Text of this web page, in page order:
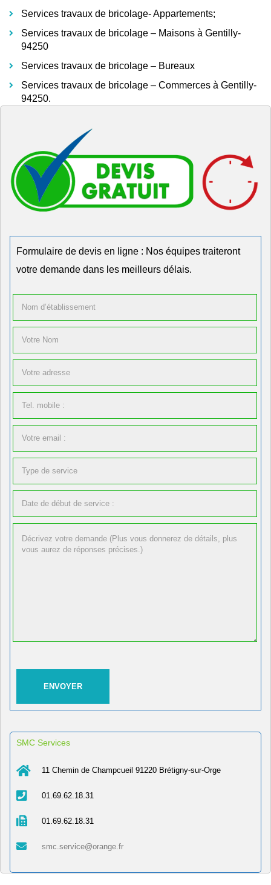
Services travaux de bricolage- Appartements;
Services travaux de bricolage – Maisons à Gentilly-
94250
Services travaux de bricolage – Bureaux
Services travaux de bricolage – Commerces à Gentilly-
94250.
Formulaire de devis en ligne : Nos équipes traiteront
votre demande dans les meilleurs délais.
SMC Services
11 Chemin de Champcueil 91220 Brétigny-sur-Orge
01.69.62.18.31
01.69.62.18.31
smc.service@orange.fr